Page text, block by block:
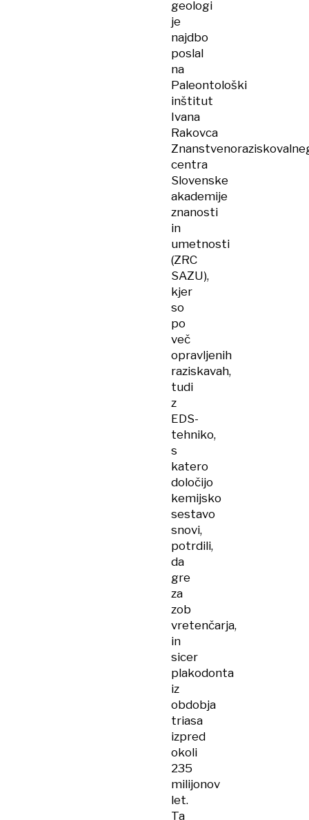
geologi
je
najdbo
poslal
na
Paleontološki
inštitut
Ivana
Rakovca
centra
Slovenske
akademije
znanosti
in
umetnosti
(ZRC
SAZU),
kjer
so
po
več
opravljenih
raziskavah,
tudi
z
EDS-
tehniko,
s
katero
določijo
kemijsko
sestavo
snovi,
potrdili,
da
gre
za
zob
vretenčarja,
in
sicer
plakodonta
iz
obdobja
triasa
izpred
okoli
235
milijonov
let.
Ta